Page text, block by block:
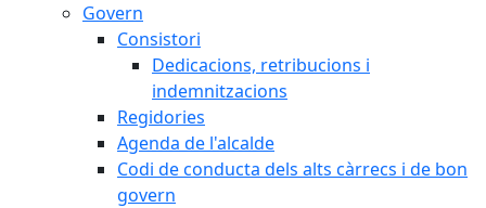
Govern
Consistori
Dedicacions, retribucions i
indemnitzacions
Regidories
Agenda de l'alcalde
Codi de conducta dels alts càrrecs i de bon
govern